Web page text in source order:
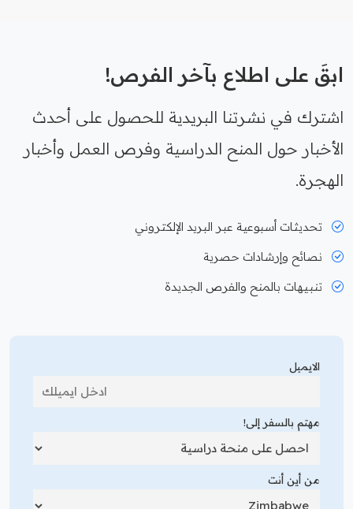
ابقَ على اطلاع بآخر الفرص!
اشترك في نشرتنا البريدية للحصول على أحدث
الأخبار حول المنح الدراسية وفرص العمل وأخبار
الهجرة.
تحديثات أسبوعية عبر البريد الإلكتروني
نصائح وإرشادات حصرية
تنبيهات بالمنح والفرص الجديدة
الايميل
مهتم بالسفر إلى!
من أين أنت